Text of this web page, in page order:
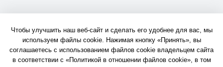
Чтобы улучшить наш веб-сайт и сделать его удобнее для вас, мы
используем файлы cookie. Нажимая кнопку «Принять», вы
соглашаетесь с использованием файлов cookie владельцем сайта
в соответствии с «Политикой в отношении файлов cookie», в том
Условия использования веб-сайта
Политика конфиденциальности